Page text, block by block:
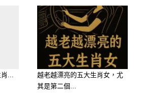
向來驚人，尤其是關於
座只是愛挑剔，但其實
情都相當認真。一旦付
彼此能夠坦誠相待。
...
越老越漂亮的五大生肖女，尤
其是第二個...